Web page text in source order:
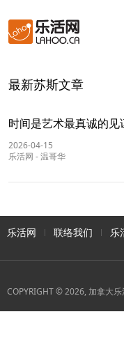
最新苏斯文章
时间是艺术最真诚的见
2026-04-15
乐活网 -温哥华
乐活网 联络我们 乐
COPYRIGHT © 2026, 加拿大乐